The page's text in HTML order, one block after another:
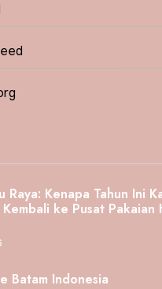
Raya: Kenapa Tahun Ini
ke Pusat Pakaian
Batam Indonesia